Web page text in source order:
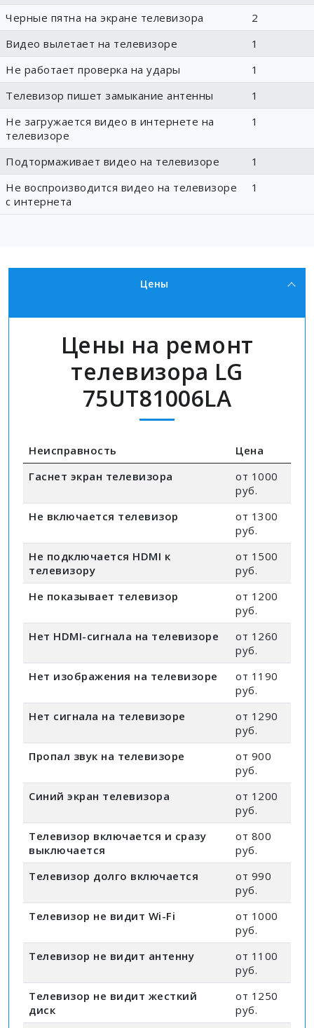
Черные пятна на экране телевизора
2
Видео вылетает на телевизоре
1
Не работает проверка на удары
1
Телевизор пишет замыкание антенны
1
Не загружается видео в интернете на
телевизоре
1
Подтормаживает видео на телевизоре
1
Не воспроизводится видео на телевизоре
с интернета
1
Цены
Цены на ремонт
телевизора LG
75UT81006LA
Неисправность
Цена
Гаснет экран телевизора
от 1000
руб.
Не включается телевизор
от 1300
руб.
Не подключается HDMI к
телевизору
от 1500
руб.
Не показывает телевизор
от 1200
руб.
Нет HDMI-сигнала на телевизоре
от 1260
руб.
Нет изображения на телевизоре
от 1190
руб.
Нет сигнала на телевизоре
от 1290
руб.
Пропал звук на телевизоре
от 900
руб.
Синий экран телевизора
от 1200
руб.
Телевизор включается и сразу
выключается
от 800
руб.
Телевизор долго включается
от 990
руб.
Телевизор не видит Wi-Fi
от 1000
руб.
Телевизор не видит антенну
от 1100
руб.
Телевизор не видит жесткий
диск
от 1250
руб.